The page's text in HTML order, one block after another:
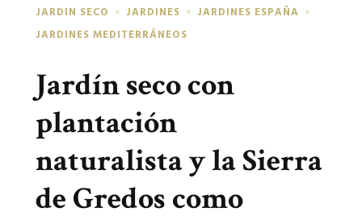
JARDIN SECO JARDINES
JARDINES ESPAÑA
JARDINES MEDITERRÁNEOS
Jardín seco con
plantación
naturalista y la Sierra
de Gredos como